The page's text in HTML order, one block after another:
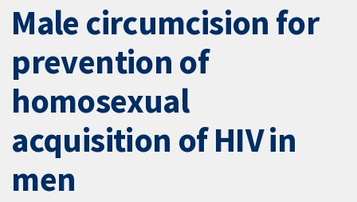
Male circumcision for
prevention of
homosexual
acquisition of HIV in
men